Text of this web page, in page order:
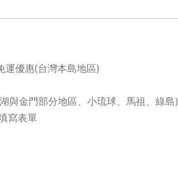
運優惠(台灣本島地區)
與金門部分地區、小琉球、馬祖、綠島)
寫表單